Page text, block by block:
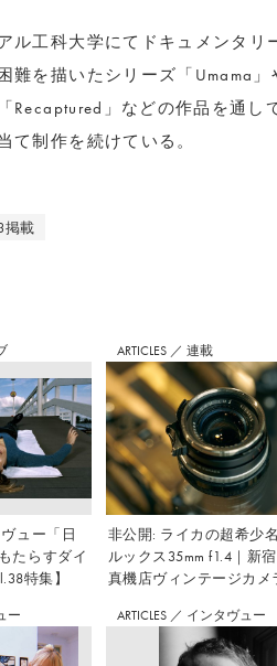
ル工科大学にてドキュメンタリ
を描いたシリーズ「Umama」
」などの作品を通し
制作を続けている。
掲載
ュー「日
たらすダイ
特集】
ARTICLES ／ 連載
非公開: ライカの超希少
ルックス35mm f1.4｜新
真機店ヴィンテージカメ
ー ARTICLES ／ インタヴュー